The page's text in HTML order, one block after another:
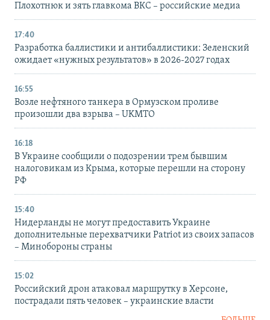
Плохотнюк и зять главкома ВКС – российские медиа
17:40
Разработка баллистики и антибаллистики: Зеленский
ожидает «нужных результатов» в 2026-2027 годах
16:55
Возле нефтяного танкера в Ормузском проливе
произошли два взрыва – UKMTO
16:18
В Украине сообщили о подозрении трем бывшим
налоговикам из Крыма, которые перешли на сторону
РФ
15:40
Нидерланды не могут предоставить Украине
дополнительные перехватчики Patriot из своих запасов
– Минобороны страны
15:02
Российский дрон атаковал маршрутку в Херсоне,
пострадали пять человек – украинские власти